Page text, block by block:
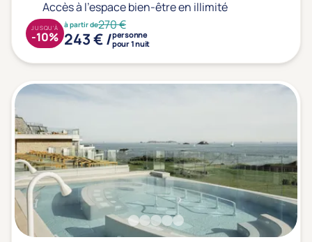
Accès à l'espace bien-être en illimité
à partir de270 €
243 € /personne
pour 1 nuit
JUSQU'À
-10%